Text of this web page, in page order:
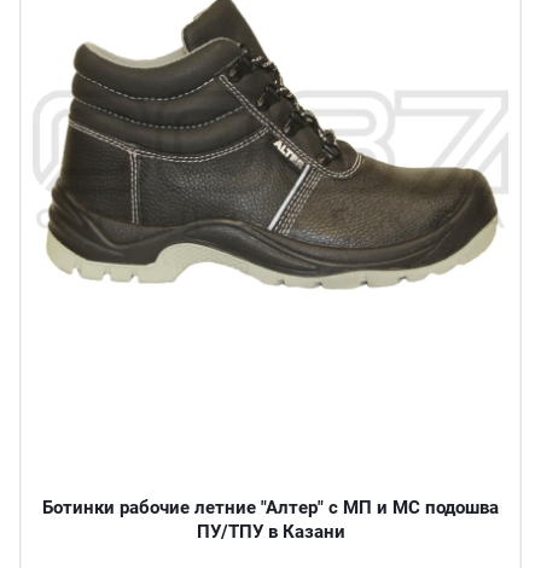
Ботинки рабочие летние "Алтер" с МП и МС подошва
ПУ/ТПУ в Казани